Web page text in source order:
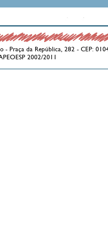
- Praça da República, 282 - CEP:
2002/2011